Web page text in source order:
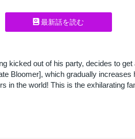
最新話を読む
kicked out of his party, decides to
Bloomer], which gradually
in the world! This is the exhilarating